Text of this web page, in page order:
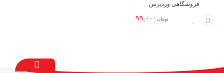
فروشگاهی وردپرس
تومان۹۹.۰۰۰
سبد